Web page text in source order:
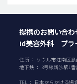
提携のお問い合わ
id美容外科 プラ
住所 ： ソウル市江南区
地下鉄 ： 3号線新沙駅1
TEL ： 日本からかける場